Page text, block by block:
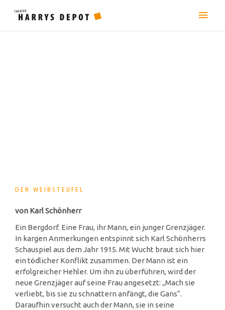
Inhalt
DER WEIBSTEUFEL
von Karl Schönherr
Ein Bergdorf. Eine Frau, ihr Mann, ein junger Grenzjäger.
In kargen Anmerkungen entspinnt sich Karl Schönherrs
Schauspiel aus dem Jahr 1915. Mit Wucht braut sich hier
ein tödlicher Konflikt zusammen. Der Mann ist ein
erfolgreicher Hehler. Um ihn zu überführen, wird der
neue Grenzjäger auf seine Frau angesetzt: „Mach sie
verliebt, bis sie zu schnattern anfängt, die Gans“.
Daraufhin versucht auch der Mann, sie in seine